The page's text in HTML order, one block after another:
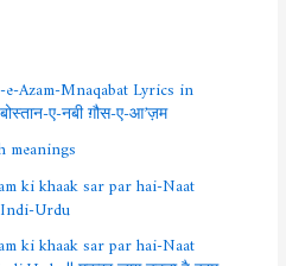
Azam-Mnaqabat Lyrics in
ए-नबी ग़ौस-ए-आ’ज़म
meanings
ki khaak sar par hai-Naat
Urdu
ki khaak sar par hai-Naat